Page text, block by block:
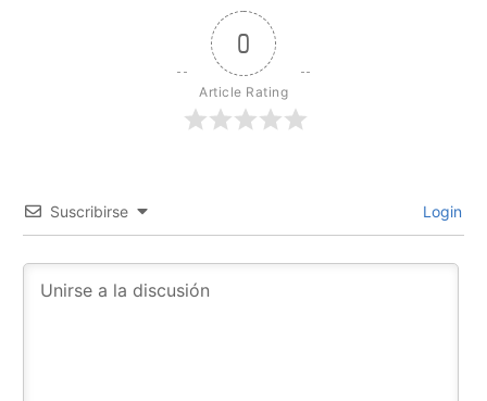
0
Article Rating
Suscribirse Login